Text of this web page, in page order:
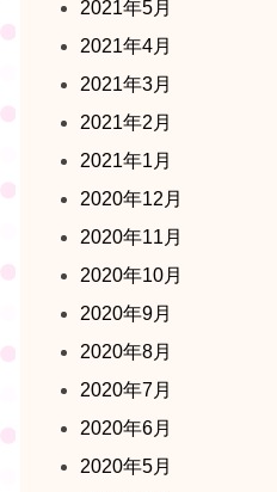
2021年5月
2021年4月
2021年3月
2021年2月
2021年1月
2020年12月
2020年11月
2020年10月
2020年9月
2020年8月
2020年7月
2020年6月
2020年5月